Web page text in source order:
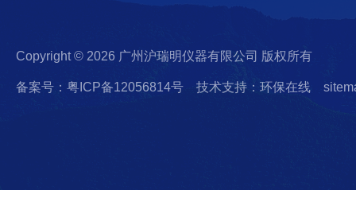
Copyright © 2026 广州沪瑞明仪器有限公司 版权所有
备案号：粤ICP备12056814号 技术支持：环保在线